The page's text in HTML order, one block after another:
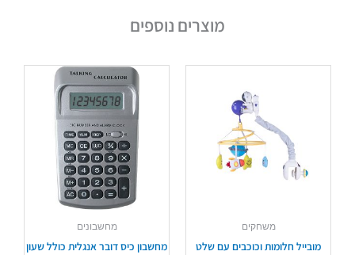
מוצרים נוספים
משחקים
מובייל חלומות וכוכבים עם שלט
מחשבונים
מחשבון כיס דובר אנגלית כולל שעון